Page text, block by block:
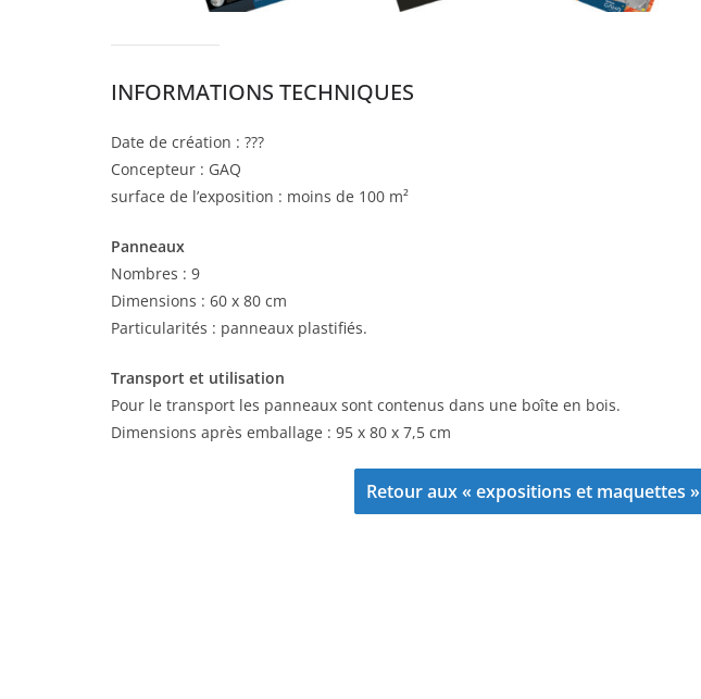
INFORMATIONS TECHNIQUES
Date de création : ???
Concepteur : GAQ
surface de l’exposition : moins de 100 m²
Panneaux
Nombres : 9
Dimensions : 60 x 80 cm
Particularités : panneaux plastifiés.
Transport et utilisation
Pour le transport les panneaux sont contenus dans une boîte en bois.
Dimensions après emballage : 95 x 80 x 7,5 cm
Retour aux « expositions et maquettes »